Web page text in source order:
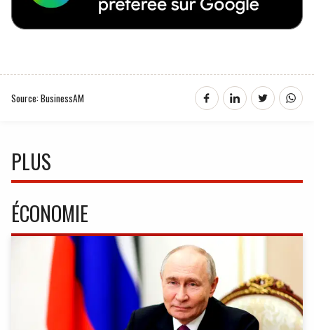
Source: BusinessAM
PLUS
ÉCONOMIE